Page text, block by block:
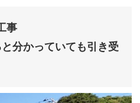
事
と分かっていても引き受